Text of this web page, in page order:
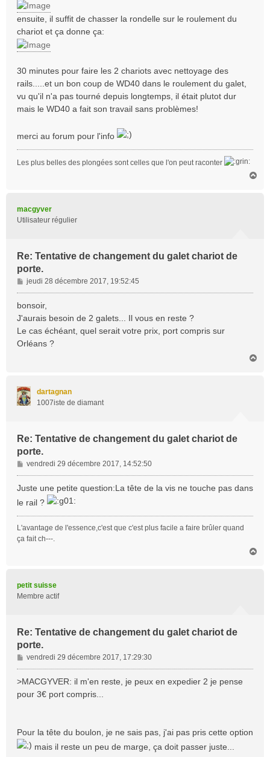
ensuite, il suffit de chasser la rondelle sur le roulement du
chariot et ça donne ça:
30 minutes pour faire les 2 chariots avec nettoyage des
rails.....et un bon coup de WD40 dans le roulement du galet,
vu qu'il n'a pas tourné depuis longtemps, il était plutot dur
mais le WD40 a fait son travail sans problèmes!
merci au forum pour l'info
Les plus belles des plongées sont celles que l'on peut raconter
macgyver
Utilisateur régulier
Re: Tentative de changement du galet chariot de
porte.
M
e
a
g
e
jeudi 28 décembre 2017, 19:52:45
bonsoir,
J'aurais besoin de 2 galets... Il vous en reste ?
Le cas échéant, quel serait votre prix, port compris sur
Orléans ?
dartagnan
1007iste de diamant
Re: Tentative de changement du galet chariot de
porte.
M
e
a
g
e
vendredi 29 décembre 2017, 14:52:50
Juste une petite question:La tête de la vis ne touche pas dans
le rail ?
L'avantage de l'essence,c'est que c'est plus facile a faire brûler quand
ça fait ch---.
petit suisse
Membre actif
Re: Tentative de changement du galet chariot de
porte.
M
e
s
a
vendredi 29 décembre 2017, 17:29:30
>MACGYVER: il m'en reste, je peux en expedier 2 je pense
pour 3€ port compris...
Pour la tête du boulon, je ne sais pas, j'ai pas pris cette option
mais il reste un peu de marge, ça doit passer juste...